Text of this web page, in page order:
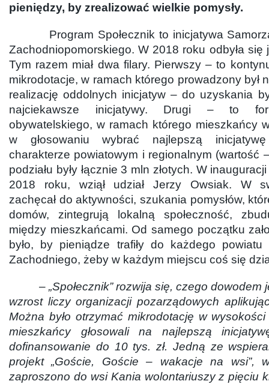
pieniędzy, by zrealizować wielkie pomysły.
Program Społecznik to inicjatywa
Zachodniopomorskiego. W 2018 roku odbyła się
Tym razem miał dwa filary. Pierwszy – to
mikrodotacje, w ramach którego prowadzony był
realizację oddolnych inicjatyw – do uzyskania
najciekawsze inicjatywy. Drugi – to
obywatelskiego, w ramach którego mieszkańcy
w głosowaniu wybrać najlepszą
charakterze powiatowym i regionalnym (wartość
podziału były łącznie 3 mln złotych. W
2018 roku, wziął udział Jerzy Owsiak. W
zachęcał do aktywności, szukania pomysłów,
domów, zintegrują lokalną społeczność,
między mieszkańcami. Od samego początku
było, by pieniądze trafiły do każdego
Zachodniego, żeby w każdym miejscu coś się
– „Społecznik” rozwija się, czego dowodem
wzrost liczy organizacji pozarządowych
Można było otrzymać mikrodotację w
mieszkańcy głosowali na najlepszą
dofinansowanie do 10 tys. zł. Jedną ze
projekt „Goście, Goście – wakacje na wsi”,
zaproszono do wsi Kania wolontariuszy z pięciu